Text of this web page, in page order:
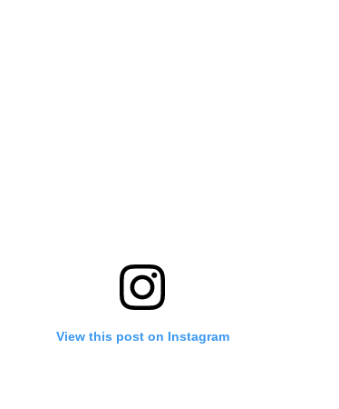
View this post on Instagram